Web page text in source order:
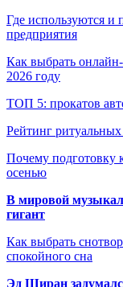
Где используются и
предприятия
Как выбрать
2026 году
ТОП 5: прокатов
Рейтинг
Почему подготовку
осенью
В мировой
гигант
Как выбрать
спокойного сна
Эд Ширан